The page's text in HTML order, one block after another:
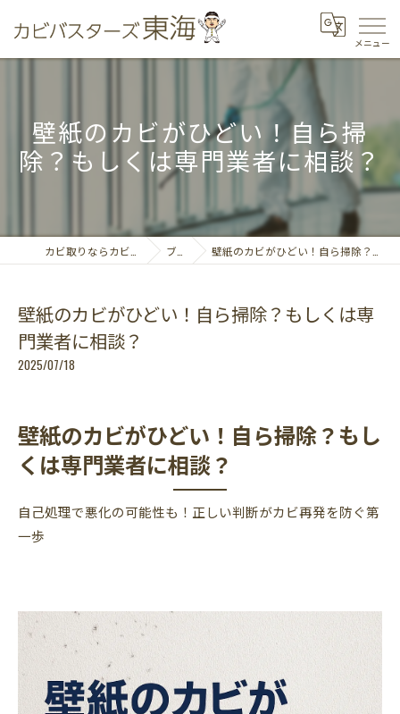
壁紙のカビがひどい！自ら掃
除？もしくは専門業者に相談？
ブログ 壁紙のカビがひどい！自ら掃除？もしくは専門業者に相談？
壁紙のカビがひどい！自ら掃除？もしくは専
門業者に相談？
2025/07/18
壁紙のカビがひどい！自ら掃除？もし
くは専門業者に相談？
自己処理で悪化の可能性も！正しい判断がカビ再発を防ぐ第
一歩